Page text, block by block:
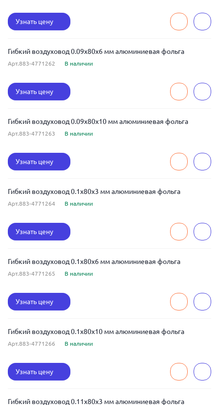
Узнать цену
Гибкий воздуховод 0.09x80x6 мм алюминиевая фольга
Арт.883-4771262 В наличии
Узнать цену
Гибкий воздуховод 0.09x80x10 мм алюминиевая фольга
Арт.883-4771263 В наличии
Узнать цену
Гибкий воздуховод 0.1x80x3 мм алюминиевая фольга
Арт.883-4771264 В наличии
Узнать цену
Гибкий воздуховод 0.1x80x6 мм алюминиевая фольга
Арт.883-4771265 В наличии
Узнать цену
Гибкий воздуховод 0.1x80x10 мм алюминиевая фольга
Арт.883-4771266 В наличии
Узнать цену
Гибкий воздуховод 0.11x80x3 мм алюминиевая фольга